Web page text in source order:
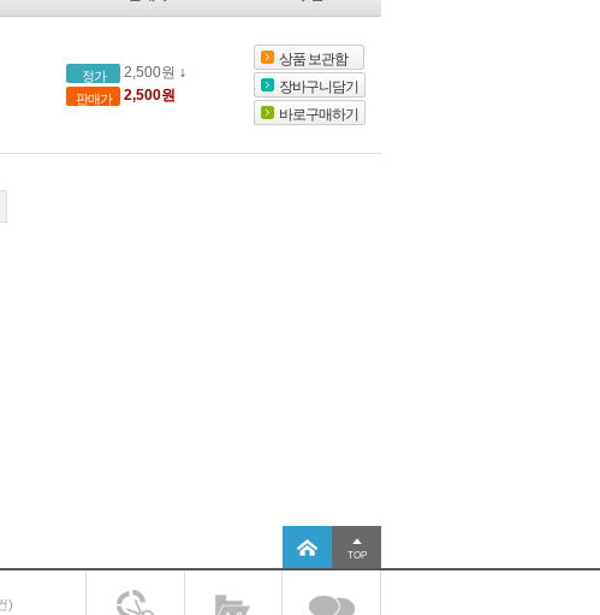
정가 2,500원 ↓
판매가 2,500원
상품 보관함
장바구니담기
바로구매하기
TOP
)